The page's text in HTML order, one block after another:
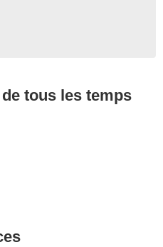
tous les temps